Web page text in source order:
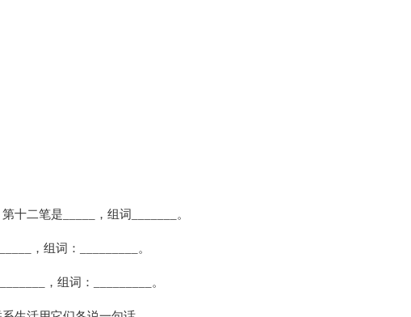
十二笔是_____，组词_______。
，组词：_________。
，组词：_________。